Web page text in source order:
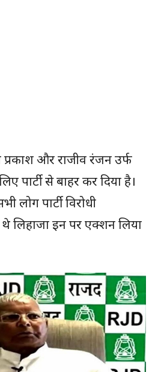
और राजीव रंजन उर्फ
पार्टी से बाहर कर दिया है।
लोग पार्टी विरोधी
थे लिहाजा इन पर एक्शन लिया